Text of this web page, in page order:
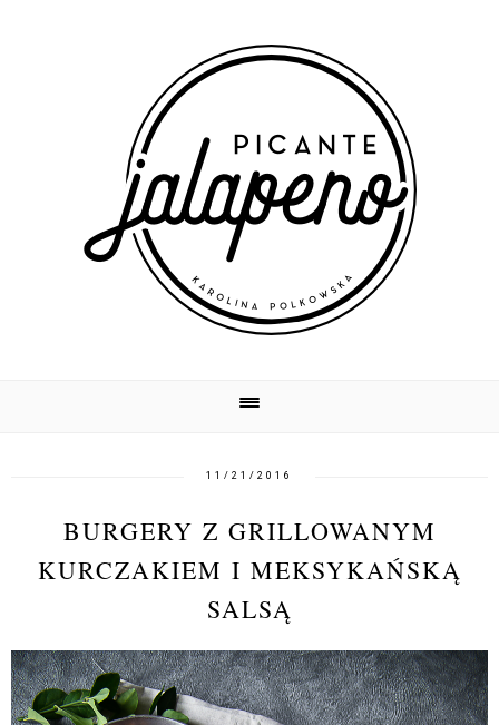
11/21/2016
BURGERY Z GRILLOWANYM
KURCZAKIEM I MEKSYKAŃSKĄ
SALSĄ